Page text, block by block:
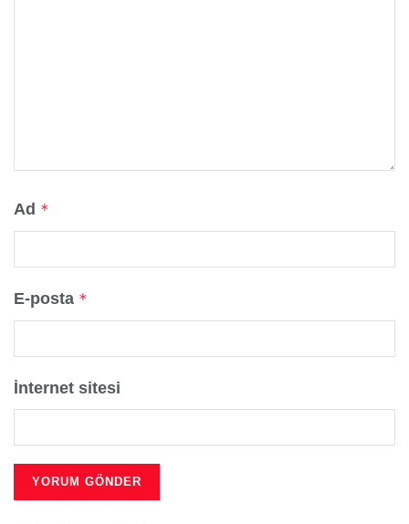
Ad *
E-posta *
İnternet sitesi